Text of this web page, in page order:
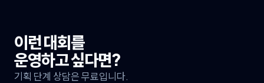
이런 대회를
운영하고 싶다면?
기획 단계 상담은 무료입니다.